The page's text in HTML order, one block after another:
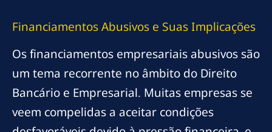
Financiamentos Abusivos e Suas Implicações
Os financiamentos empresariais abusivos são
um tema recorrente no âmbito do Direito
Bancário e Empresarial. Muitas empresas se
veem compelidas a aceitar condições